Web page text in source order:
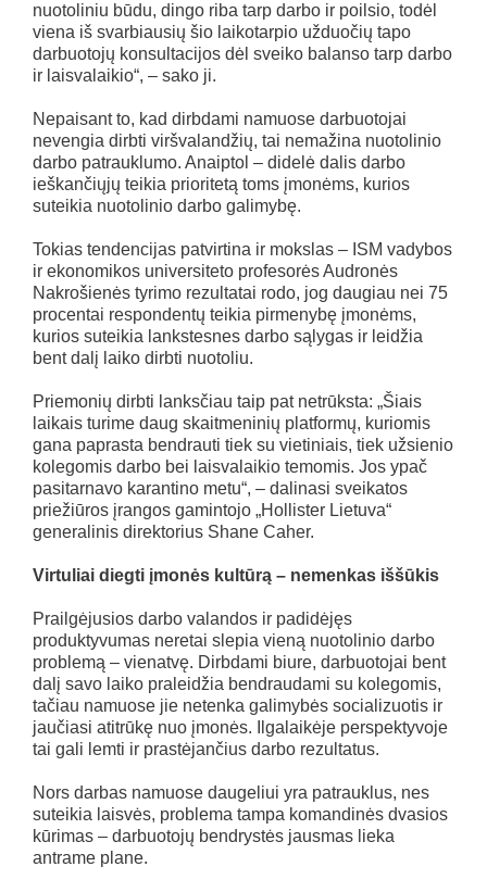
nuotoliniu būdu, dingo riba tarp darbo ir poilsio, todėl
viena iš svarbiausių šio laikotarpio užduočių tapo
darbuotojų konsultacijos dėl sveiko balanso tarp darbo
ir laisvalaikio“, – sako ji.
Nepaisant to, kad dirbdami namuose darbuotojai
nevengia dirbti viršvalandžių, tai nemažina nuotolinio
darbo patrauklumo. Anaiptol – didelė dalis darbo
ieškančiųjų teikia prioritetą toms įmonėms, kurios
suteikia nuotolinio darbo galimybę.
Tokias tendencijas patvirtina ir mokslas – ISM vadybos
ir ekonomikos universiteto profesorės Audronės
Nakrošienės tyrimo rezultatai rodo, jog daugiau nei 75
procentai respondentų teikia pirmenybę įmonėms,
kurios suteikia lankstesnes darbo sąlygas ir leidžia
bent dalį laiko dirbti nuotoliu.
Priemonių dirbti lanksčiau taip pat netrūksta: „Šiais
laikais turime daug skaitmeninių platformų, kuriomis
gana paprasta bendrauti tiek su vietiniais, tiek užsienio
kolegomis darbo bei laisvalaikio temomis. Jos ypač
pasitarnavo karantino metu“, – dalinasi sveikatos
priežiūros įrangos gamintojo „Hollister Lietuva“
generalinis direktorius Shane Caher.
Virtuliai diegti įmonės kultūrą – nemenkas iššūkis
Prailgėjusios darbo valandos ir padidėjęs
produktyvumas neretai slepia vieną nuotolinio darbo
problemą – vienatvę. Dirbdami biure, darbuotojai bent
dalį savo laiko praleidžia bendraudami su kolegomis,
tačiau namuose jie netenka galimybės socializuotis ir
jaučiasi atitrūkę nuo įmonės. Ilgalaikėje perspektyvoje
tai gali lemti ir prastėjančius darbo rezultatus.
Nors darbas namuose daugeliui yra patrauklus, nes
suteikia laisvės, problema tampa komandinės dvasios
kūrimas – darbuotojų bendrystės jausmas lieka
antrame plane.